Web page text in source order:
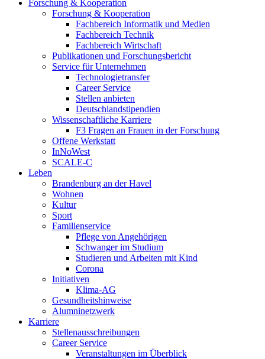
Forschung & Kooperation
Forschung & Kooperation
Fachbereich Informatik und Medien
Fachbereich Technik
Fachbereich Wirtschaft
Publikationen und Forschungsbericht
Service für Unternehmen
Technologietransfer
Career Service
Stellen anbieten
Deutschlandstipendien
Wissenschaftliche Karriere
F3 Fragen an Frauen in der Forschung
Offene Werkstatt
InNoWest
SCALE-C
Leben
Brandenburg an der Havel
Wohnen
Kultur
Sport
Familienservice
Pflege von Angehörigen
Schwanger im Studium
Studieren und Arbeiten mit Kind
Corona
Initiativen
Klima-AG
Gesundheitshinweise
Alumninetzwerk
Karriere
Stellenausschreibungen
Career Service
Veranstaltungen im Überblick